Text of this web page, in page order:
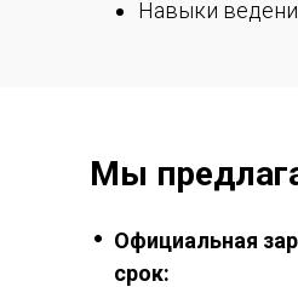
Навыки
Мы
Официальная
срок: